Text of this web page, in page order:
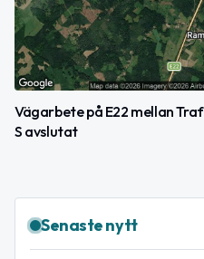
Vägarbete på E22 mellan
S avslutat
Senaste nytt